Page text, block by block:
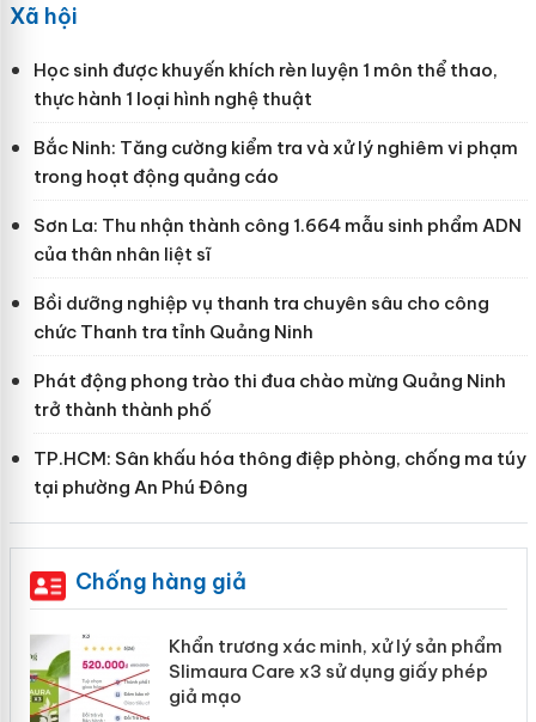
Xã hội
Học sinh được khuyến khích rèn luyện 1 môn thể thao,
thực hành 1 loại hình nghệ thuật
Bắc Ninh: Tăng cường kiểm tra và xử lý nghiêm vi phạm
trong hoạt động quảng cáo
Sơn La: Thu nhận thành công 1.664 mẫu sinh phẩm ADN
của thân nhân liệt sĩ
Bồi dưỡng nghiệp vụ thanh tra chuyên sâu cho công
chức Thanh tra tỉnh Quảng Ninh
Phát động phong trào thi đua chào mừng Quảng Ninh
trở thành thành phố
TP.HCM: Sân khấu hóa thông điệp phòng, chống ma túy
tại phường An Phú Đông
Chống hàng giả
Khẩn trương xác minh, xử lý sản phẩm
Slimaura Care x3 sử dụng giấy phép
giả mạo